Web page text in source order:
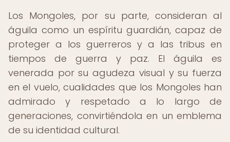
Los Mongoles, por su parte, consideran al
águila como un espíritu guardián, capaz de
proteger a los guerreros y a las tribus en
tiempos de guerra y paz. El águila es
venerada por su agudeza visual y su fuerza
en el vuelo, cualidades que los Mongoles han
admirado y respetado a lo largo de
generaciones, convirtiéndola en un emblema
de su identidad cultural.